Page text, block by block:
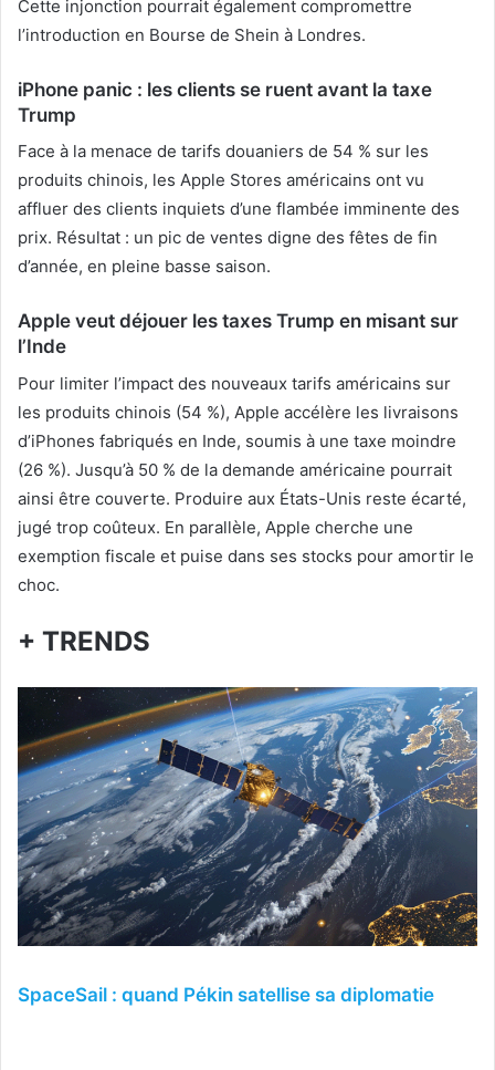
Cette injonction pourrait également compromettre
l’introduction en Bourse de Shein à Londres.
iPhone panic : les clients se ruent avant la taxe
Trump
Face à la menace de tarifs douaniers de 54 % sur les
produits chinois, les Apple Stores américains ont vu
affluer des clients inquiets d’une flambée imminente des
prix. Résultat : un pic de ventes digne des fêtes de fin
d’année, en pleine basse saison.
Apple veut déjouer les taxes Trump en misant sur
l’Inde
Pour limiter l’impact des nouveaux tarifs américains sur
les produits chinois (54 %), Apple accélère les livraisons
d’iPhones fabriqués en Inde, soumis à une taxe moindre
(26 %). Jusqu’à 50 % de la demande américaine pourrait
ainsi être couverte. Produire aux États-Unis reste écarté,
jugé trop coûteux. En parallèle, Apple cherche une
exemption fiscale et puise dans ses stocks pour amortir le
choc.
+ TRENDS
SpaceSail : quand Pékin satellise sa diplomatie